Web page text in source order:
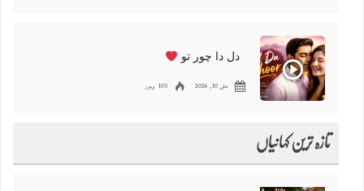
دل دا چور تو
مئی 10, 2026 105 ویوز
تازہ ترین کہانیاں